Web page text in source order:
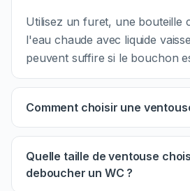
Utilisez un furet, une bouteille
l'eau chaude avec liquide
peuvent suffire si le bouchon
Comment choisir une
Quelle taille de ventouse
deboucher un WC ?